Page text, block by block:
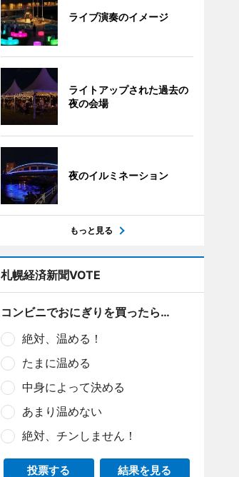
ライブ演奏のイメージ
ライトアップされた過去の
夜の会場
夜のイルミネーション
もっと見る
札幌経済新聞VOTE
コンビニでおにぎりを買ったら…
絶対、温める！
たまに温める
中身によって決める
あまり温めない
絶対、チンしません！
投票する 結果を見る